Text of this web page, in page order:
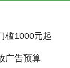
槛1000元起
广告预算